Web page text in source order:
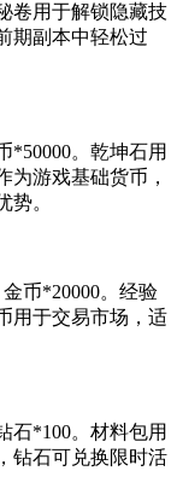
卷用于解锁隐藏技
期副本中轻松过
*50000。乾坤石用
为游戏基础货币，
势。
币*20000。经验
用于交易市场，适
石*100。材料包用
钻石可兑换限时活